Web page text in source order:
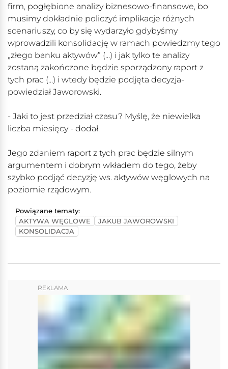
firm, pogłębione analizy biznesowo-finansowe, bo
musimy dokładnie policzyć implikacje różnych
scenariuszy, co by się wydarzyło gdybyśmy
wprowadzili konsolidację w ramach powiedzmy tego
„złego banku aktywów” (...) i jak tylko te analizy
zostaną zakończone będzie sporządzony raport z
tych prac (...) i wtedy będzie podjęta decyzja-
powiedział Jaworowski.
- Jaki to jest przedział czasu? Myślę, że niewielka
liczba miesięcy - dodał.
Jego zdaniem raport z tych prac będzie silnym
argumentem i dobrym wkładem do tego, żeby
szybko podjąć decyzję ws. aktywów węglowych na
poziomie rządowym.
Powiązane tematy:
AKTYWA WĘGLOWE
JAKUB JAWOROWSKI
KONSOLIDACJA
REKLAMA